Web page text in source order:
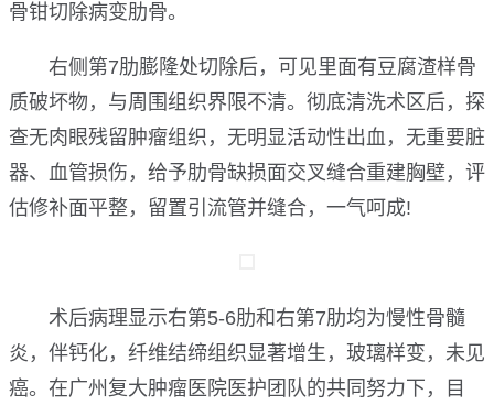
骨钳切除病变肋骨。
右侧第7肋膨隆处切除后，可见里面有豆腐渣样骨
质破坏物，与周围组织界限不清。彻底清洗术区后，探
查无肉眼残留肿瘤组织，无明显活动性出血，无重要脏
器、血管损伤，给予肋骨缺损面交叉缝合重建胸壁，评
估修补面平整，留置引流管并缝合，一气呵成!
术后病理显示右第5-6肋和右第7肋均为慢性骨髓
炎，伴钙化，纤维结缔组织显著增生，玻璃样变，未见
癌。在广州复大肿瘤医院医护团队的共同努力下，目